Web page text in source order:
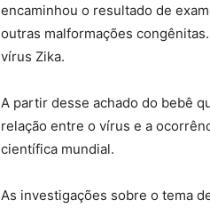
encaminhou o resultado de
outras malformações
vírus Zika.
A partir desse achado do bebê
relação entre o vírus e a
científica mundial.
As investigações sobre o tema